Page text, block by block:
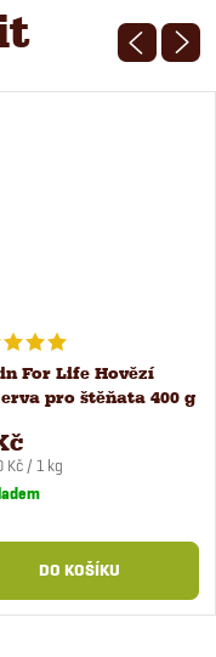
For Life Hovězí
pro štěňata 400 g
Kč / 1 kg
DO KOŠÍKU